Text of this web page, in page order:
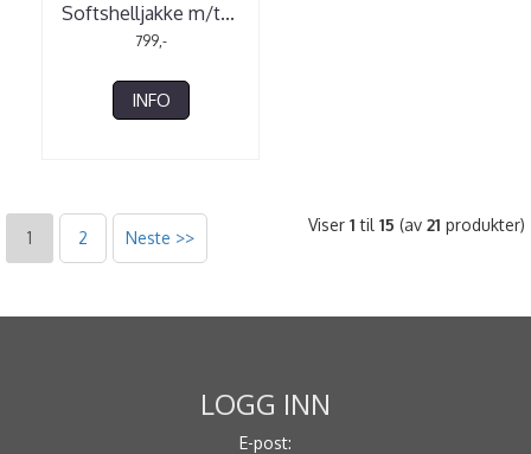
Softshelljakke m/t...
799,-
INFO
1 2 Neste >>
Viser 1 til 15 (av 21 produkter)
LOGG INN
E-post: